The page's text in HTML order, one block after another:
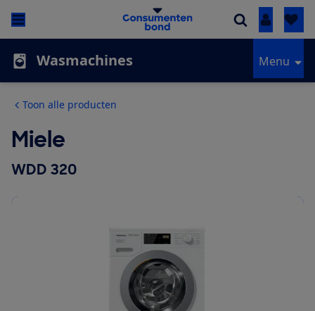
Inloggen
Wasmachines Menu
Toon alle producten
Miele
WDD 320